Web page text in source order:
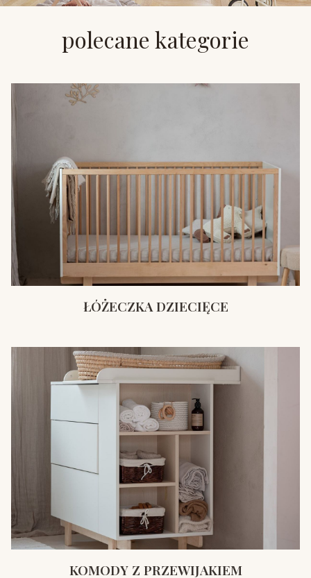
polecane kategorie
ŁÓŻECZKA DZIECIĘCE
KOMODY Z PRZEWIJAKIEM